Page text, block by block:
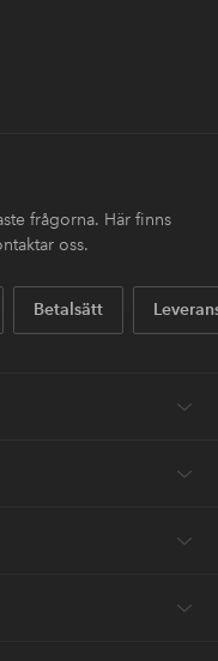
frågorna. Här finns
oss.
Betalsätt